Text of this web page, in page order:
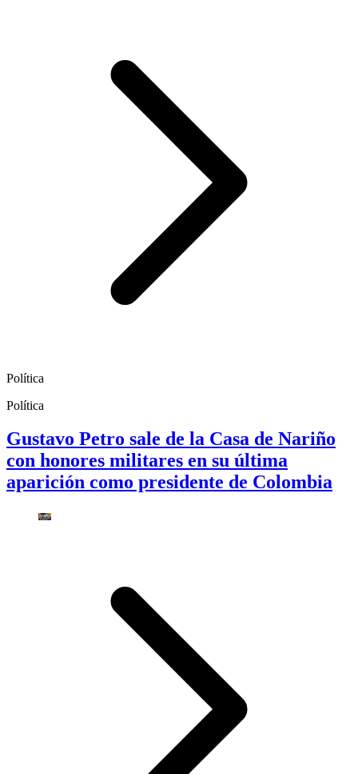
Política
Política
Gustavo Petro sale de la Casa de Nariño
con honores militares en su última
aparición como presidente de Colombia